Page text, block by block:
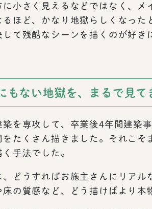
小さく見えるなどではなく、
ほど、かなり地獄らしくなった
して残酷なシーンを描くのが好
もない地獄を、まるで見て
を専攻して、卒業後4年間建築
をたくさん描きました。それこ
手法でした。
どうすればお施主さんにリアル
の質感など、どう描けばより本